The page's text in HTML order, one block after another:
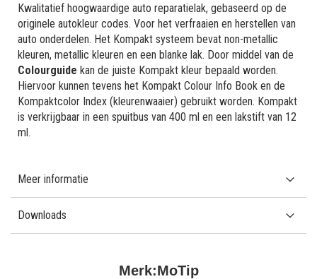
Merk:MoTip
Kwalitatief hoogwaardige auto reparatielak, gebaseerd op de
originele autokleur codes. Voor het verfraaien en herstellen van
auto onderdelen. Het Kompakt systeem bevat non-metallic
kleuren, metallic kleuren en een blanke lak. Door middel van de
Colourguide kan de juiste Kompakt kleur bepaald worden.
Hiervoor kunnen tevens het Kompakt Colour Info Book en de
Kompaktcolor Index (kleurenwaaier) gebruikt worden. Kompakt
is verkrijgbaar in een spuitbus van 400 ml en een lakstift van 12
ml.
Meer informatie
Downloads